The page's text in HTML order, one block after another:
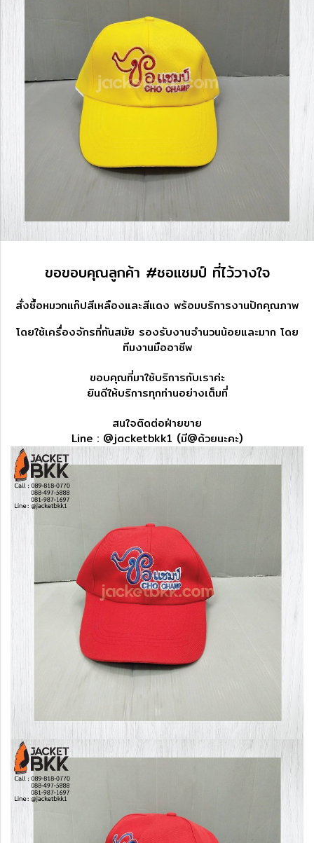
ขอขอบคุณลูกค้า #ชอแชมป์ ที่ไว้วางใจ
สั่งซื้อหมวกแก๊ปสีเหลืองและสีแดง พร้อมบริการงานปักคุณภาพ
โดยใช้เครื่องจักรที่ทันสมัย รองรับงานจำนวนน้อยและมาก โดย
ทีมงานมืออาชีพ
ขอบคุณที่มาใช้บริการกับเราค่ะ
ยินดีให้บริการทุกท่านอย่างเต็มที่
สนใจติดต่อฝ่ายขาย
Line : @jacketbkk1 (มี@ด้วยนะคะ)